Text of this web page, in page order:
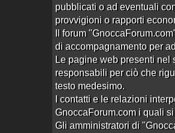
pubblicati o ad eventuali
provvigioni o rapporti
Il forum
di accompagnamento per
Le pagine web presenti
responsabili per ciò che
testo medesimo.
I contatti e le relazioni
GnoccaForum.com i quali
Gli amministratori di